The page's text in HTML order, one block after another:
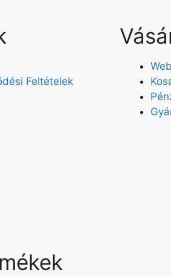
Feltételek